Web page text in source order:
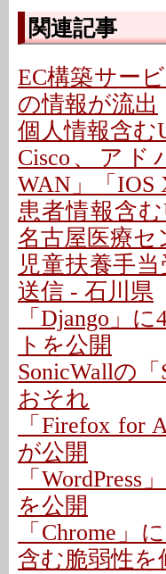
関連記事
EC構築サー
の情報が流出
個人情報含む
Cisco、アド
WAN」「IOS
患者情報含
名古屋医療セ
児童扶養手
送信 - 石川県
「Django」
トを公開
SonicWallの
おそれ
「Firefox
が公開
「
を公開
「Chrome
含む脆弱性を